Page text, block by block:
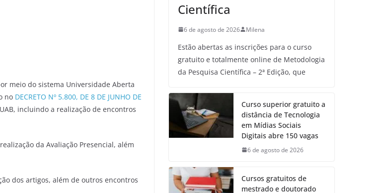
meio do sistema Universidade Aberta
no DECRETO Nº 5.800, DE 8 DE JUNHO DE
incluindo a realização de encontros
da Avaliação Presencial, além
dos artigos, além de outros encontros
Científica
6 de agosto de 2026 Milena
Estão abertas as inscrições para o curso
gratuito e totalmente online de Metodologia
da Pesquisa Científica – 2ª Edição, que
Curso superior gratuito a
distância de Tecnologia
em Mídias Sociais
Digitais abre 150 vagas
6 de agosto de 2026
Cursos gratuitos de
mestrado e doutorado